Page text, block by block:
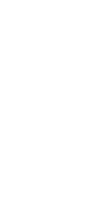
с которыми
страны.
отправки